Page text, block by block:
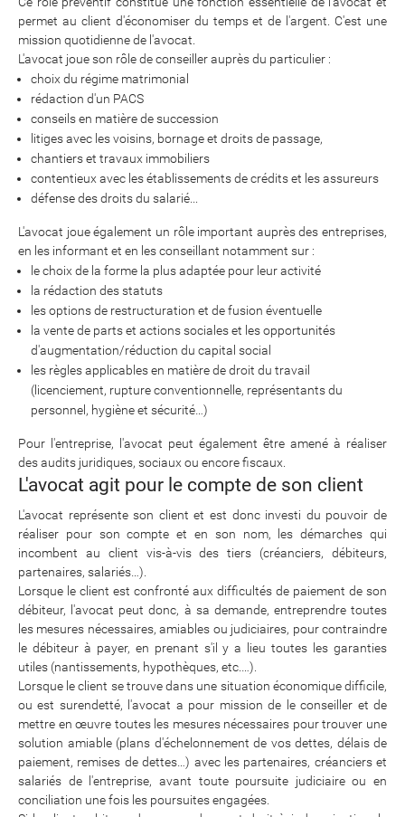
permet au client d'économiser du temps et de l'argent. C'est une
mission quotidienne de l'avocat.
L'avocat joue son rôle de conseiller auprès du particulier :
choix du régime matrimonial
rédaction d'un PACS
conseils en matière de succession
litiges avec les voisins, bornage et droits de passage,
chantiers et travaux immobiliers
contentieux avec les établissements de crédits et les assureurs
défense des droits du salarié...
L'avocat joue également un rôle important auprès des entreprises,
en les informant et en les conseillant notamment sur :
le choix de la forme la plus adaptée pour leur activité
la rédaction des statuts
les options de restructuration et de fusion éventuelle
la vente de parts et actions sociales et les opportunités
d'augmentation/réduction du capital social
les règles applicables en matière de droit du travail
(licenciement, rupture conventionnelle, représentants du
personnel, hygiène et sécurité…)
Pour l'entreprise, l'avocat peut également être amené à réaliser
des audits juridiques, sociaux ou encore fiscaux.
L'avocat agit pour le compte de son client
L'avocat représente son client et est donc investi du pouvoir de
réaliser pour son compte et en son nom, les démarches qui
incombent au client vis-à-vis des tiers (créanciers, débiteurs,
partenaires, salariés…).
Lorsque le client est confronté aux difficultés de paiement de son
débiteur, l'avocat peut donc, à sa demande, entreprendre toutes
les mesures nécessaires, amiables ou judiciaires, pour contraindre
le débiteur à payer, en prenant s'il y a lieu toutes les garanties
utiles (nantissements, hypothèques, etc.…).
Lorsque le client se trouve dans une situation économique difficile,
ou est surendetté, l'avocat a pour mission de le conseiller et de
mettre en œuvre toutes les mesures nécessaires pour trouver une
solution amiable (plans d'échelonnement de vos dettes, délais de
paiement, remises de dettes…) avec les partenaires, créanciers et
salariés de l'entreprise, avant toute poursuite judiciaire ou en
conciliation une fois les poursuites engagées.